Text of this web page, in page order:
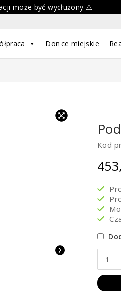
może być wydłużony ⚠️
Donice miejskie
Kod
ilość
Corten